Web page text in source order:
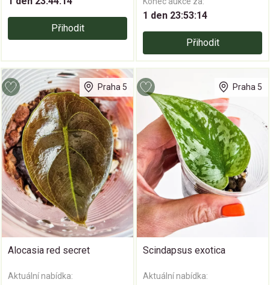
Přihodit
1 den 23:53:14
Přihodit
Praha 5
Alocasia red secret
Aktuální nabídka:
Praha 5
Scindapsus exotica
Aktuální nabídka: